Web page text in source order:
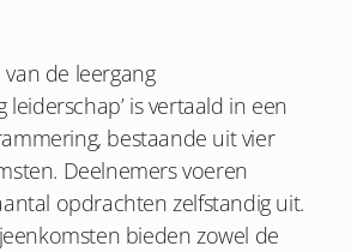
de leergang
leiderschap’ is vertaald in een
bestaande uit vier
Deelnemers voeren
opdrachten zelfstandig uit.
bieden zowel de